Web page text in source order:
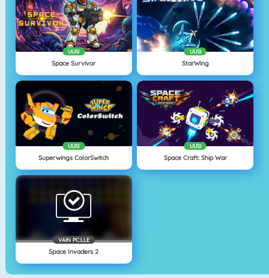
UUSI
Space Survivor
UUSI
StarWing
UUSI
Superwings ColorSwitch
UUSI
Space Craft: Ship War
VAIN PC:LLE
Space Invaders 2